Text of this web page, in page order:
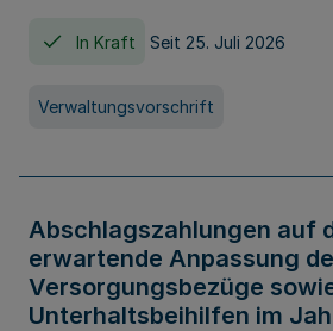
In Kraft Seit 25. Juli 2026
Verwaltungsvorschrift
Abschlagszahlungen auf
erwartende Anpassung
Versorgungsbezüge
Unterhaltsbeihilfen im